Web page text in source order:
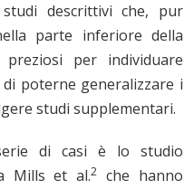
descrittivi che, pur
parte inferiore della
per individuare
poterne generalizzare i
studi supplementari.
di casi è lo studio
Mills et al.2 che hanno